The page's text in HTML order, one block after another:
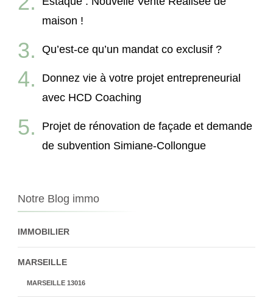
maison !
Qu’est-ce qu’un mandat co exclusif ?
Donnez vie à votre projet entrepreneurial
avec HCD Coaching
Projet de rénovation de façade et demande
de subvention Simiane-Collongue
Notre Blog immo
IMMOBILIER
MARSEILLE
MARSEILLE 13016